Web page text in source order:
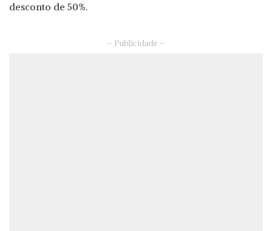
desconto de 50%.
– Publicidade –